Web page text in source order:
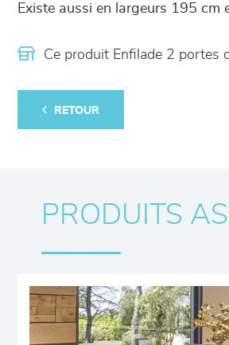
Existe aussi en largeurs 195 cm
Ce produit Enfilade 2 portes
RETOUR
PRODUITS